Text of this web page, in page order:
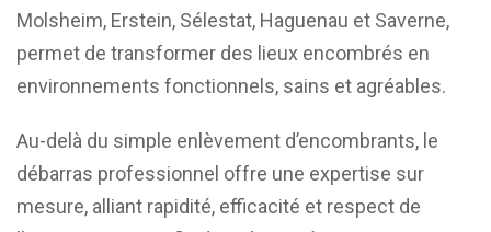
Molsheim, Erstein, Sélestat, Haguenau et Saverne,
permet de transformer des lieux encombrés en
environnements fonctionnels, sains et agréables.
Au-delà du simple enlèvement d’encombrants, le
débarras professionnel offre une expertise sur
mesure, alliant rapidité, efficacité et respect de